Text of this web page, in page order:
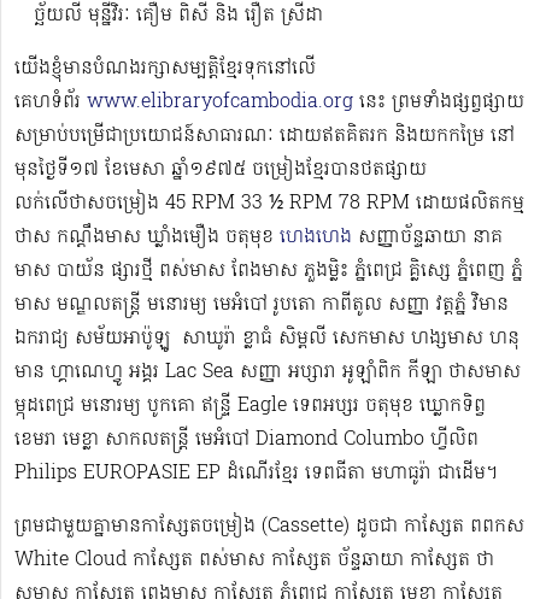
ច្ឆ័យលី មុន្នីវិរៈ គឿម ពិសី និង រឿត ស្រីដា
យើងខ្ញុំមានបំណងរក្សាសម្បត្តិខ្មែរទុកនៅលើ
គេហទំព័រ www.elibraryofcambodia.org នេះ ព្រមទាំងផ្សព្វផ្សាយ
សម្រាប់បម្រើជាប្រយោជន៍សាធារណៈ ដោយឥតគិតរក និងយកកម្រៃ នៅ
មុនថ្ងៃទី១៧ ខែមេសា ឆ្នាំ១៩៧៥ ចម្រៀងខ្មែរបានថតផ្សាយ
លក់លើថាសចម្រៀង 45 RPM 33 ½ RPM 78 RPM​ ដោយផលិតកម្ម
ថាស កណ្ដឹងមាស ឃ្លាំងមឿង ចតុមុខ ហេងហេង សញ្ញាច័ន្ទឆាយា នាគ
មាស បាយ័ន ផ្សារថ្មី ពស់មាស ពែងមាស ភួងម្លិះ ភ្នំពេជ្រ គ្លិស្សេ ភ្នំពេញ ភ្នំ
មាស មណ្ឌលតន្រ្តី មនោរម្យ មេអំបៅ រូបតោ កាពីតូល សញ្ញា វត្តភ្នំ វិមាន
ឯករាជ្យ សម័យអាប៉ូឡូ ​​​ សាឃូរ៉ា ខ្លាធំ សិម្ពលី សេកមាស ហង្សមាស ហនុ
មាន ហ្គាណេហ្វូ​ អង្គរ Lac Sea សញ្ញា អប្សារា អូឡាំពិក កីឡា ថាសមាស
ម្កុដពេជ្រ មនោរម្យ បូកគោ ឥន្ទ្រី Eagle ទេពអប្សរ ចតុមុខ ឃ្លោកទិព្វ
ខេមរា មេខ្លា សាកលតន្ត្រី មេអំបៅ Diamond Columbo ហ្វីលិព
Philips EUROPASIE EP ដំណើរខ្មែរ​ ទេពធីតា មហាធូរ៉ា ជាដើម​។
ព្រមជាមួយគ្នាមានកាសែ្សតចម្រៀង (Cassette) ដូចជា កាស្សែត ពពកស
White Cloud កាស្សែត ពស់មាស កាស្សែត ច័ន្ទឆាយា កាស្សែត ថា